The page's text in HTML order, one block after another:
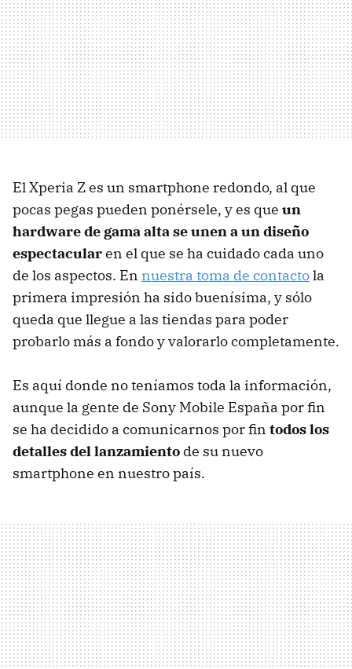
El Xperia Z es un smartphone redondo, al que
pocas pegas pueden ponérsele, y es que un
hardware de gama alta se unen a un diseño
espectacularen el que se ha cuidado cada uno
de los aspectos. En nuestra toma de contactola
primera impresión ha sido buenísima, y sólo
queda que llegue a las tiendas para poder
probarlo más a fondo y valorarlo completamente.
Es aquí donde no teníamos toda la información,
aunque la gente de Sony Mobile España por fin
se ha decidido a comunicarnos por fin todos los
detalles del lanzamiento de su nuevo
smartphone en nuestro país.